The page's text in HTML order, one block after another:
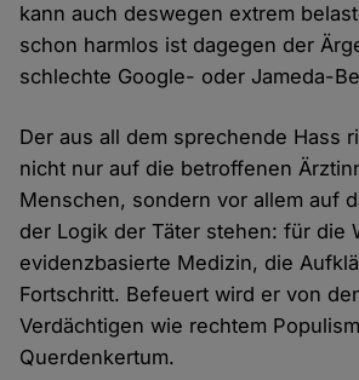
kann auch deswegen extrem
schon harmlos ist dagegen der
schlechte Google- oder Jameda-
Der aus all dem sprechende Hass
nicht nur auf die betroffenen
Menschen, sondern vor allem auf
der Logik der Täter stehen: für die
evidenzbasierte Medizin, die
Fortschritt. Befeuert wird er von
Verdächtigen wie rechtem
Querdenkertum.